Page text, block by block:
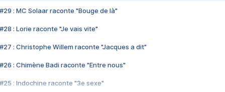
#29 : MC Solaar raconte "Bouge de là"
#28 : Lorie raconte "Je vais vite"
#27 : Christophe Willem raconte "Jacques a dit"
#26 : Chimène Badi raconte "Entre nous"
#25 : Indochine raconte "3e sexe"